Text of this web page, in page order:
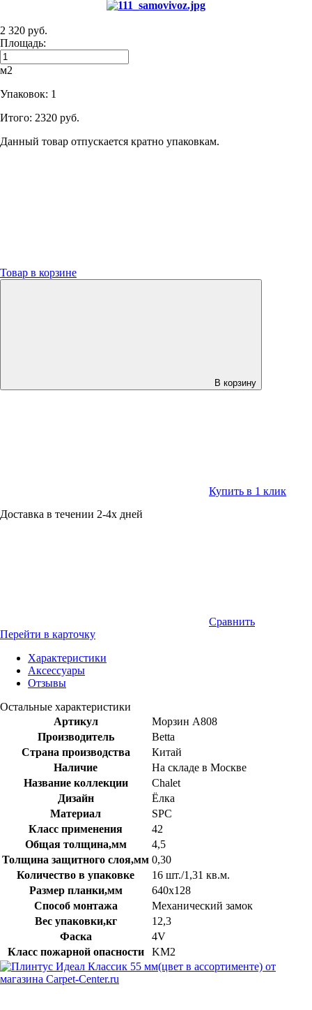
2 320 руб.
Площадь:
м2
Упаковок: 1
Итого: 2320 руб.
Данный товар отпускается кратно упаковкам.
Товар в корзине
В корзину
Купить в 1 клик
Доставка в течении 2-4х дней
Сравнить
Перейти в карточку
Характеристики
Аксессуары
Отзывы
Остальные характеристики
Артикул
Морзин A808
Производитель
Betta
Страна производства
Китай
Наличие
На складе в Москве
Название коллекции
Chalet
Дизайн
Ёлка
Материал
SPC
Класс применения
42
Общая толщина,мм
4,5
Толщина защитного слоя,мм 0,30
Количество в упаковке
16 шт./1,31 кв.м.
Размер планки,мм
640х128
Способ монтажа
Механический замок
Вес упаковки,кг
12,3
Фаска
4V
Класс пожарной опасности
KM2